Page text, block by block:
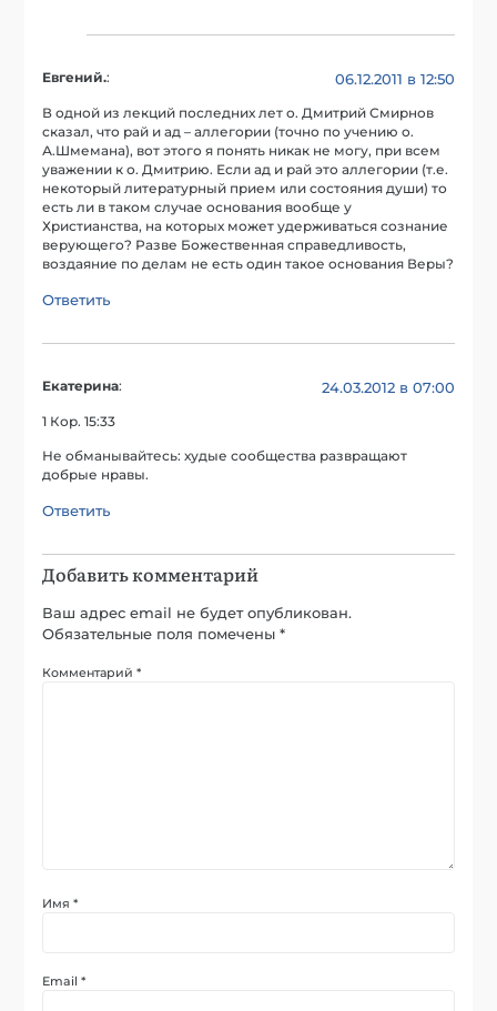
Евгений.: 06.12.2011 в 12:50
В одной из лекций последних лет о. Дмитрий Смирнов
сказал, что рай и ад – аллегории (точно по учению о.
А.Шмемана), вот этого я понять никак не могу, при всем
уважении к о. Дмитрию. Если ад и рай это аллегории (т.е.
некоторый литературный прием или состояния души) то
есть ли в таком случае основания вообще у
Христианства, на которых может удерживаться сознание
верующего? Разве Божественная справедливость,
воздаяние по делам не есть один такое основания Веры?
Ответить
Екатерина: 24.03.2012 в 07:00
1 Кор. 15:33
Не обманывайтесь: худые сообщества развращают
добрые нравы.
Ответить
Добавить комментарий
Ваш адрес email не будет опубликован.
Обязательные поля помечены*
Комментарий*
Имя*
Email*